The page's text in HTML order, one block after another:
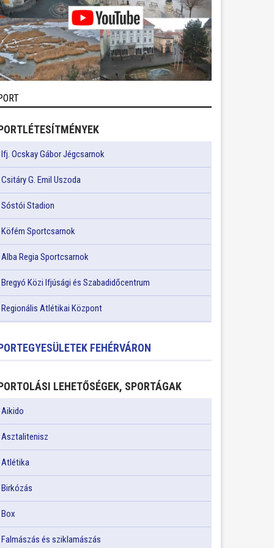
Ifj. Ocskay Gábor Jégcsarnok
Csitáry G. Emil Uszoda
Sóstói Stadion
Köfém Sportcsarnok
Alba Regia Sportcsarnok
Bregyó Közi Ifjúsági és Szabadidőcentrum
Regionális Atlétikai Központ
FEHÉRVÁRON
LEHETŐSÉGEK, SPORTÁGAK
Aikido
Asztalitenisz
Atlétika
Birkózás
Box
Falmászás és sziklamászás